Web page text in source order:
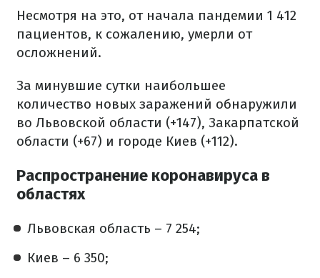
Несмотря на это, от начала пандемии 1 412
пациентов, к сожалению, умерли от
осложнений.
За минувшие сутки наибольшее
количество новых заражений обнаружили
во Львовской области (+147), Закарпатской
области (+67) и городе Киев (+112).
Распространение коронавируса в
областях
Львовская область – 7 254;
Киев – 6 350;